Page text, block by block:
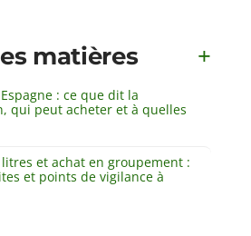
matières
: ce que dit la
qui peut acheter et à quelles
et achat en groupement :
et points de vigilance à